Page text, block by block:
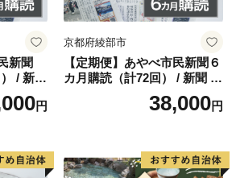
・生石神社・鹿嶋神社・曽根天満
寺や石の宝殿などの史跡も多く、市
どの行事には多くの人々が訪れる観
、東播磨地域の中核都市として、前
新聞
/ 新聞
/ 株
社［B円
京都府綾部市
【定期便】あやべ市民新聞６
カ月購読（計72回） / 新聞 情
報誌 定期購読 綾部市 / 株式
会社あやべ市民新聞社［BSC
38,000円